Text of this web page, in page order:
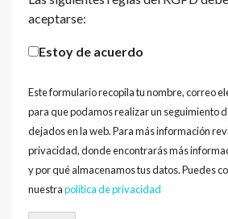
aceptarse:
Estoy de acuerdo
Este formulario recopila tu nombre, correo
para que podamos realizar un seguimiento
dejados en la web. Para más información
privacidad, donde encontrarás más
y por qué almacenamos tus datos. Puedes
nuestrapolítica de privacidad